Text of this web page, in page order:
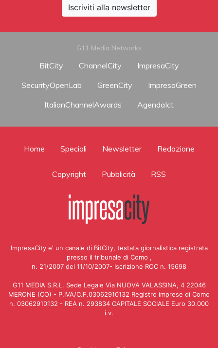
Iscriviti alla newsletter
G11 Media Networks
BitCity ChannelCity
ImpresaCity
SecurityOpenLab
GreenCity
ImpresaGreen
ItalianChannelAwards
AgendaIct
Home Speciali Newsletter Redazione
Copyright Pubblicità RSS
ImpresaCity e' un canale di BitCity, testata giornalistica registrata
presso il tribunale di Como ,
n. 21/2007 del 11/10/2007- Iscrizione ROC n. 15698
G11 MEDIA S.R.L. Sede Legale Via NUOVA VALASSINA, 4 22046
MERONE (CO) - P.IVA/C.F.03062910132 Registro imprese di Como
n. 03062910132 - REA n. 293834 CAPITALE SOCIALE Euro 30.000
i.v.